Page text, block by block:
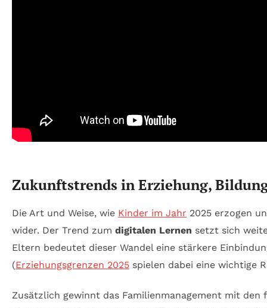
Zukunftstrends in Erziehung,
Die Art und Weise, wie Kinder im Jahr 2025 erzogen
wider. Der Trend zum digitalen Lernen setzt sich
Eltern bedeutet dieser Wandel eine stärkere
(Erziehungsgrenzen 2025 spielen dabei eine wichtige
Zusätzlich gewinnt das Familienmanagement mit